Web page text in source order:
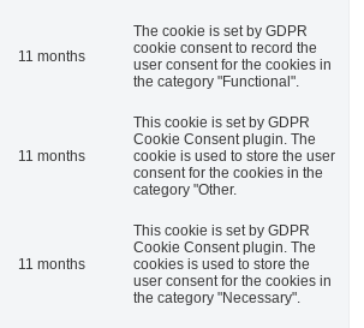
11 months
The cookie is set by GDPR
cookie consent to record the
user consent for the cookies in
the category "Functional".
11 months
This cookie is set by GDPR
Cookie Consent plugin. The
cookie is used to store the user
consent for the cookies in the
category "Other.
11 months
This cookie is set by GDPR
Cookie Consent plugin. The
cookies is used to store the
user consent for the cookies in
the category "Necessary".